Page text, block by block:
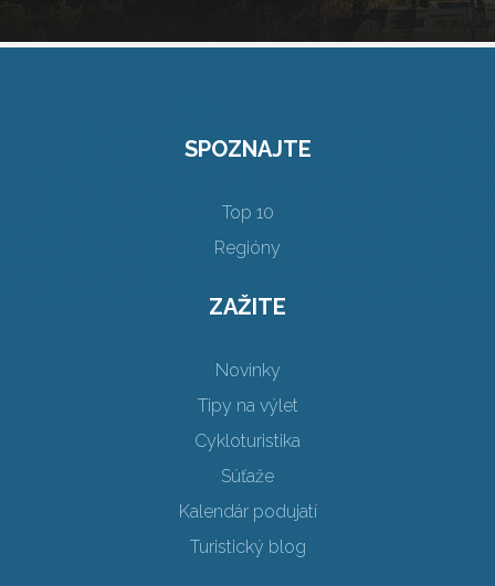
SPOZNAJTE
Top 10
Regióny
ZAŽITE
Novinky
Tipy na výlet
Cykloturistika
Súťaže
Kalendár podujatí
Turistický blog